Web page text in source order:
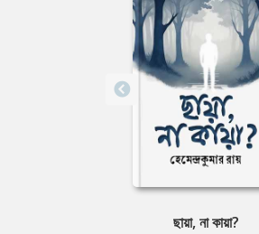
ছায়া, না কায়া?